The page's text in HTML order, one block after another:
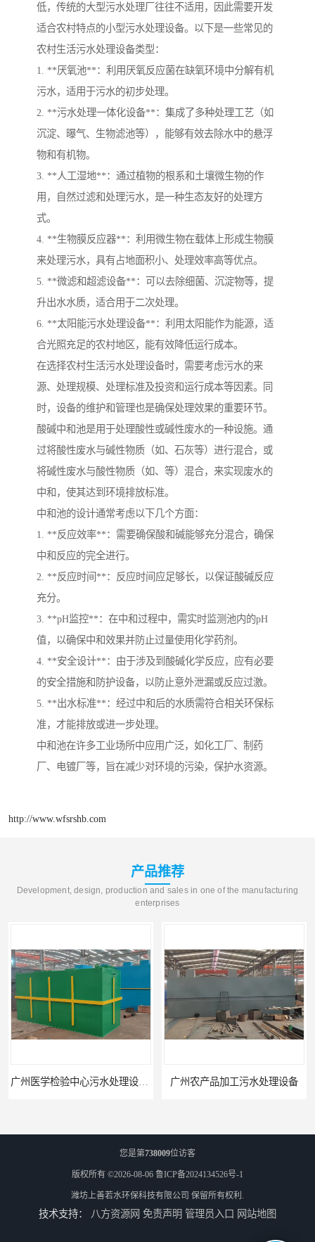
低，传统的大型污水处理厂往往不适用，因此需要开发
适合农村特点的小型污水处理设备。以下是一些常见的
农村生活污水处理设备类型：
1. **厌氧池**：利用厌氧反应菌在缺氧环境中分解有机
污水，适用于污水的初步处理。
2. **污水处理一体化设备**：集成了多种处理工艺（如
沉淀、曝气、生物滤池等），能够有效去除水中的悬浮
物和有机物。
3. **人工湿地**：通过植物的根系和土壤微生物的作
用，自然过滤和处理污水，是一种生态友好的处理方
式。
4. **生物膜反应器**：利用微生物在载体上形成生物膜
来处理污水，具有占地面积小、处理效率高等优点。
5. **微滤和超滤设备**：可以去除细菌、沉淀物等，提
升出水水质，适合用于二次处理。
6. **太阳能污水处理设备**：利用太阳能作为能源，适
合光照充足的农村地区，能有效降低运行成本。
在选择农村生活污水处理设备时，需要考虑污水的来
源、处理规模、处理标准及投资和运行成本等因素。同
时，设备的维护和管理也是确保处理效果的重要环节。
酸碱中和池是用于处理酸性或碱性废水的一种设施。通
过将酸性废水与碱性物质（如、石灰等）进行混合，或
将碱性废水与酸性物质（如、等）混合，来实现废水的
中和，使其达到环境排放标准。
中和池的设计通常考虑以下几个方面：
1. **反应效率**：需要确保酸和碱能够充分混合，确保
中和反应的完全进行。
2. **反应时间**：反应时间应足够长，以保证酸碱反应
充分。
3. **pH监控**：在中和过程中，需实时监测池内的pH
值，以确保中和效果并防止过量使用化学药剂。
4. **安全设计**：由于涉及到酸碱化学反应，应有必要
的安全措施和防护设备，以防止意外泄漏或反应过激。
5. **出水标准**：经过中和后的水质需符合相关环保标
准，才能排放或进一步处理。
中和池在许多工业场所中应用广泛，如化工厂、制药
厂、电镀厂等，旨在减少对环境的污染，保护水资源。
http://www.wfsrshb.com
产品推荐
Development, design, production and sales in one of the manufacturing
enterprises
广州医学检验中心污水处理设备生产厂家 广州农产品加工污水处理设备
您是第738009位访客
版权所有 ©2026-08-06 鲁ICP备2024134526号-1
潍坊上善若水环保科技有限公司 保留所有权利.
技术支持： 八方资源网 免责声明 管理员入口 网站地图